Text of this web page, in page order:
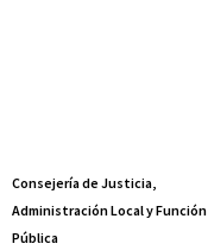
Consejería de Justicia,
Administración Local y Función
Pública